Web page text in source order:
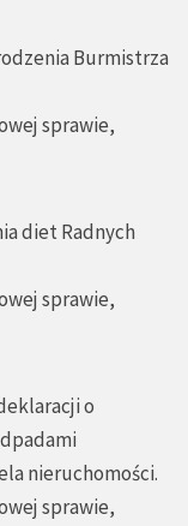
Burmistrza
sprawie,
diet Radnych
sprawie,
o
nieruchomości.
sprawie,